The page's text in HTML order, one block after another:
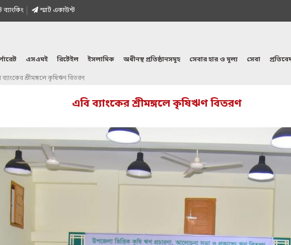
স্মাৰ্ট একাউন্ট
এসএমই রিটেইল ইসলামিক অধীনস্থ প্রতিষ্ঠানসমূহ সেবার হার ও মূল্য সেবা
ব্যাংকের শ্রীমঙ্গলে কৃষিঋণ বিতরণ
এবি ব্যাংকের শ্রীমঙ্গলে কৃষিঋণ বিতরণ